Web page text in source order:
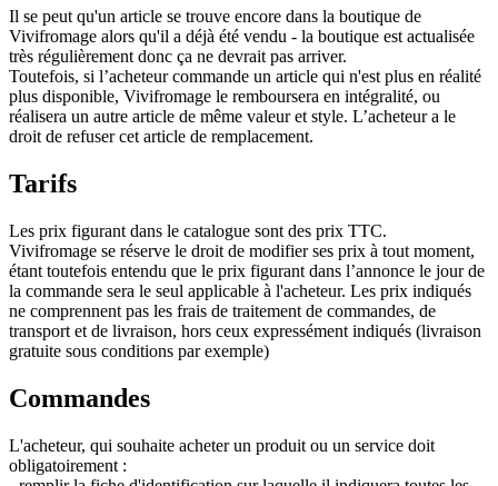
Il se peut qu'un article se trouve encore dans la boutique de
Vivifromage alors qu'il a déjà été vendu - la boutique est actualisée
très régulièrement donc ça ne devrait pas arriver.
Toutefois, si l’acheteur commande un article qui n'est plus en réalité
plus disponible, Vivifromage le remboursera en intégralité, ou
réalisera un autre article de même valeur et style. L’acheteur a le
droit de refuser cet article de remplacement.
Tarifs
Les prix figurant dans le catalogue sont des prix TTC.
Vivifromage se réserve le droit de modifier ses prix à tout moment,
étant toutefois entendu que le prix figurant dans l’annonce le jour de
la commande sera le seul applicable à l'acheteur. Les prix indiqués
ne comprennent pas les frais de traitement de commandes, de
transport et de livraison, hors ceux expressément indiqués (livraison
gratuite sous conditions par exemple)
Commandes
L'acheteur, qui souhaite acheter un produit ou un service doit
obligatoirement :